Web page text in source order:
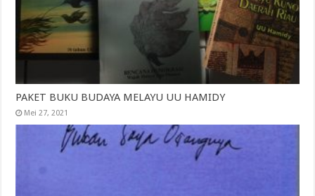
PAKET BUKU BUDAYA MELAYU UU HAMIDY
Mei 27, 2021